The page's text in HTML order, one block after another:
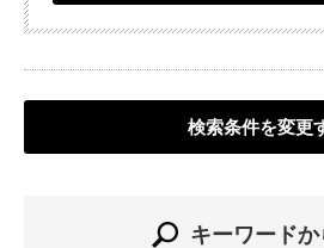
検索条件を変更
キーワード